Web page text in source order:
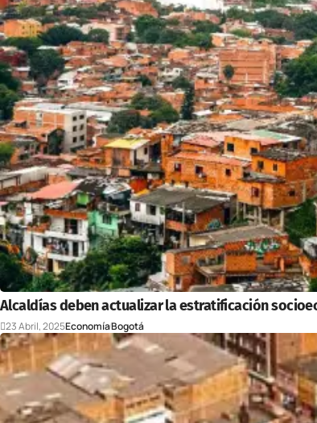
Alcaldías deben actualizar la estratificación
23 Abril, 2025EconomíaBogotá